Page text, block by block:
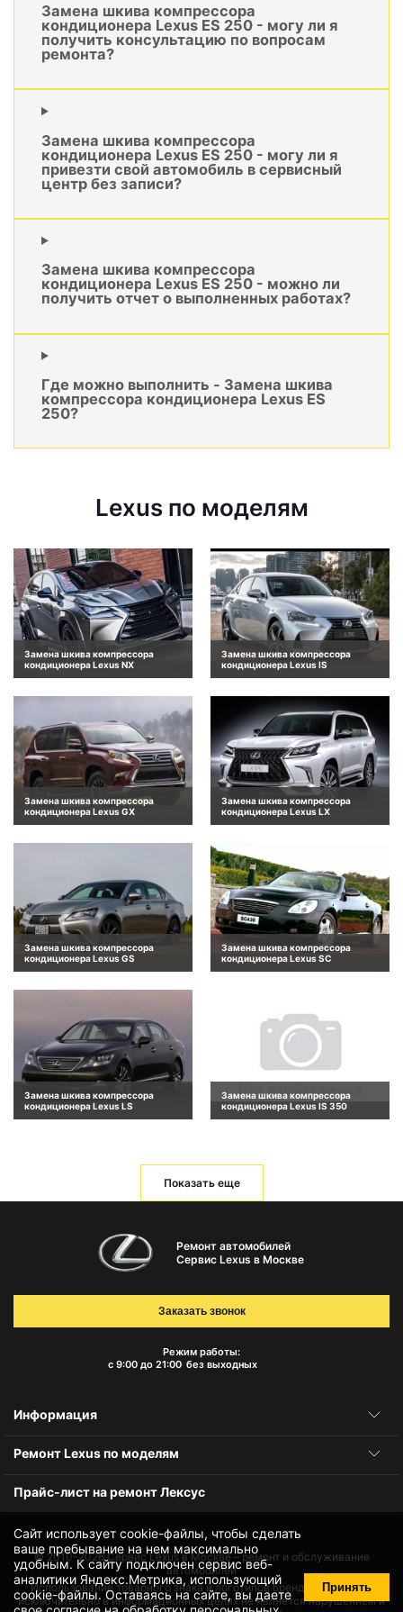
Замена шкива компрессора
кондиционера Lexus ES 250 - могу ли я
получить консультацию по вопросам
ремонта?
Замена шкива компрессора
кондиционера Lexus ES 250 - могу ли я
привезти свой автомобиль в сервисный
центр без записи?
Замена шкива компрессора
кондиционера Lexus ES 250 - можно ли
получить отчет о выполненных работах?
Где можно выполнить - Замена шкива
компрессора кондиционера Lexus ES
250?
Lexus по моделям
Замена шкива компрессора
кондиционера Lexus NX
Замена шкива компрессора
кондиционера Lexus IS
Замена шкива компрессора
кондиционера Lexus GX
Замена шкива компрессора
кондиционера Lexus LX
Замена шкива компрессора
кондиционера Lexus GS
Замена шкива компрессора
кондиционера Lexus SC
Замена шкива компрессора
кондиционера Lexus LS
Замена шкива компрессора
кондиционера Lexus IS 350
Показать еще
Сайт использует cookie-файлы, чтобы сделать
ваше пребывание на нем максимально
удобным. К cайту подключен сервис веб-
аналитики Яндекс.Метрика, использующий
cookie-файлы. Оставаясь на сайте, вы даете
Принять
Ремонт автомобилей
Сервис Lexus в Москве
Режим работы:
с 9:00 до 21:00 без выходных
Заказать звонок
Информация
Ремонт Lexus по моделям
Прайс-лист на ремонт Лексус
© 2010-2026Сервис Lexus в Москве – ремонт и обслуживание
автомобилей
Использование товарного знака и логотипов бренда происходит
исключительно в информационных целях не является нарушением и